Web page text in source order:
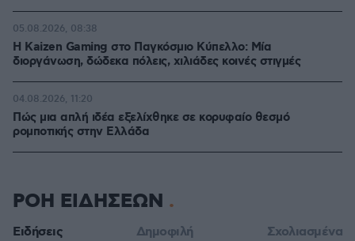
H Kaizen Gaming στο Παγκόσμιο Kύπελλο: Μία
διοργάνωση, δώδεκα πόλεις, χιλιάδες κοινές στιγμές
05.08.2026, 08:38
Πώς μια απλή ιδέα εξελίχθηκε σε κορυφαίο θεσμό
ρομποτικής στην Ελλάδα
04.08.2026, 11:20
ΡΟΗ ΕΙΔΗΣΕΩΝ
Ειδήσεις Δημοφιλή Σχολιασμένα